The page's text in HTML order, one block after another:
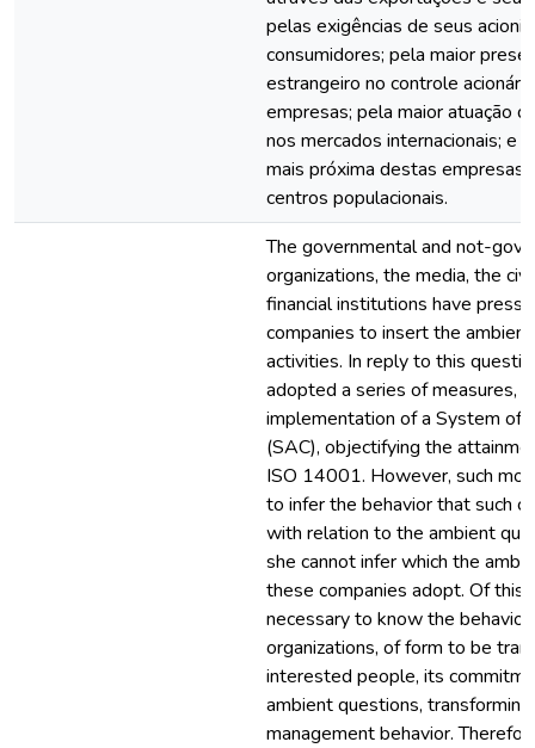
pelas exigências de seus
consumidores; pela maior
estrangeiro no controle
empresas; pela maior atuação
nos mercados internacionais; e
mais próxima destas empresas
centros populacionais.
The governmental and not-
organizations, the media, the
financial institutions have
companies to insert the
activities. In reply to this
adopted a series of measures,
implementation of a System of
(SAC), objectifying the
ISO 14001. However, such
to infer the behavior that such
with relation to the ambient
she cannot infer which the
these companies adopt. Of this
necessary to know the
organizations, of form to be
interested people, its
ambient questions,
management behavior.